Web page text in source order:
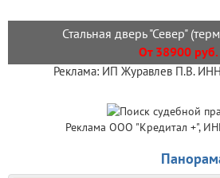
Стальная дверь "Север"
От 38900 руб.
Реклама: ИП Журавлев П.В.
Реклама ООО "Кредитал +",